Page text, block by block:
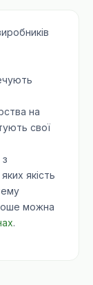
на
свої
якість
можна
.